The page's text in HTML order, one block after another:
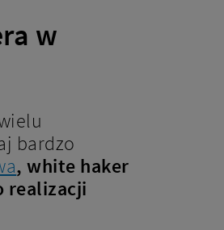
w
bardzo
, white haker
realizacji